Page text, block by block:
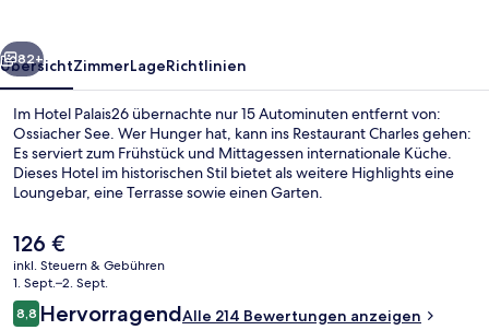
Weiter
82+
ÜbersichtZimmerLageRichtlinien
Im Hotel Palais26 übernachte nur 15 Autominuten entfernt von:
Ossiacher See. Wer Hunger hat, kann ins Restaurant Charles gehen:
Es serviert zum Frühstück und Mittagessen internationale Küche.
Dieses Hotel im historischen Stil bietet als weitere Highlights eine
Loungebar, eine Terrasse sowie einen Garten.
Der
aktuelle
Preis
beträgt
126 €.
126 €
inkl. Steuern & Gebühren
1. Sept.–2. Sept.
Bewertungen
8,88,8 von 10.
HervorragendAlle 214 Bewertungen anzeigen